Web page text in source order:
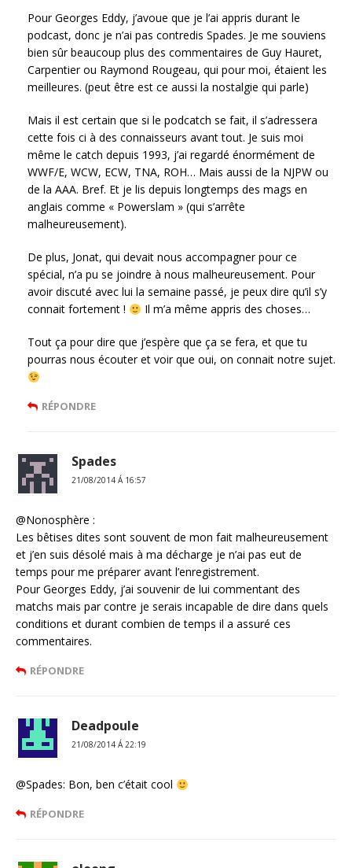
Pour Georges Eddy, j’avoue que je l’ai appris durant le
podcast, donc je n’ai pas contredis Spades. Je me souviens
bien sûr beaucoup plus des commentaires de Guy Hauret,
Carpentier ou Raymond Rougeau, qui pour moi, étaient les
meilleures. (peut être est ce aussi la nostalgie qui parle)
Mais il est certain que si le podcatch se fait, il s’adressera
cette fois ci à des connaisseurs avant tout. Je suis moi
même le catch depuis 1993, j’ai regardé énormément de
WWF/E, WCW, ECW, TNA, ROH… Mais aussi de la NJPW ou
de la AAA. Bref. Et je lis depuis longtemps des mags en
anglais comme « Powerslam » (qui s’arrête
malheureusement).
De plus, Jonat, qui devait nous accompagner pour ce
spécial, n’a pu se joindre à nous malheureusement. Pour
avoir discuté avec lui la semaine passé, je peux dire qu’il s’y
connait fortement !
Il m’a même appris des choses…
Tout ça pour dire que j’espère que ça se fera, et que tu
pourras nous écouter et voir que oui, on connait notre sujet.
RÉPONDRE
Spades
21/08/2014 Á 16:57
@Nonosphère :
Les bêtises dites sont souvent de mon fait malheureusement
et j’en suis désolé mais à ma décharge je n’ai pas eut de
temps pour me préparer avant l’enregistrement.
Pour Georges Eddy, j’ai souvenir de lui commentant des
matchs mais par contre je serais incapable de dire dans quels
conditions et durant combien de temps il a assuré ces
commentaires.
RÉPONDRE
Deadpoule
21/08/2014 Á 22:19
@Spades: Bon, ben c’était cool
RÉPONDRE